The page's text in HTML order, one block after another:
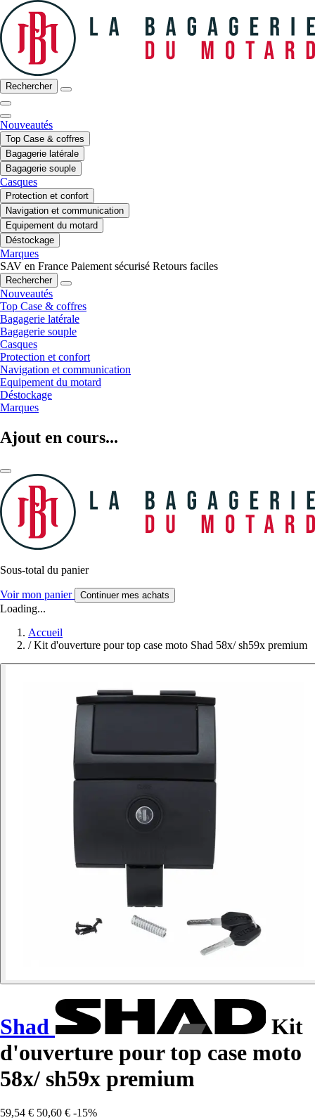
Rechercher
Nouveautés
Top Case & coffres
Bagagerie latérale
Bagagerie souple
Casques
Protection et confort
Navigation et communication
Equipement du motard
Déstockage
Marques
SAV en France Paiement sécurisé Retours faciles
Rechercher
Nouveautés
Top Case & coffres
Bagagerie latérale
Bagagerie souple
Casques
Protection et confort
Navigation et communication
Equipement du motard
Déstockage
Marques
Ajout en cours...
Sous-total du panier
Voir mon panier Continuer mes achats
Loading...
Accueil
/ Kit d'ouverture pour top case moto Shad 58x/ sh59x premium
Shad
Kit
d'ouverture pour top case moto
58x/ sh59x premium
59,54 € 50,60 € -15%